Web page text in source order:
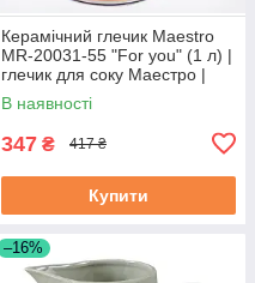
Керамічний глечик Maestro
MR-20031-55 "For you" (1 л) |
глечик для соку Маестро |
ємність для води Маестро
В наявності
347 ₴ 417 ₴
Купити
–16%